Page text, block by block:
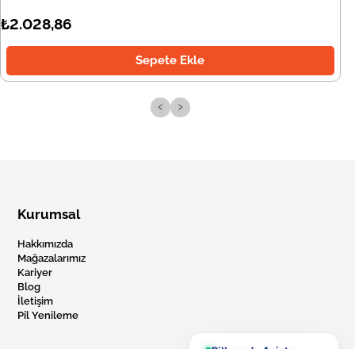
₺2.028,86
Sepete Ekle
‹ ›
Kurumsal
Hakkımızda
Mağazalarımız
Kariyer
Blog
İletişim
Pil Yenileme